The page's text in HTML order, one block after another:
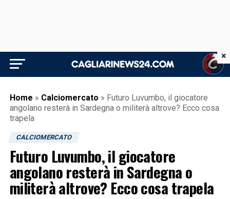
Home » Calciomercato » Futuro Luvumbo, il giocatore
angolano resterà in Sardegna o militerà altrove? Ecco cosa
trapela
CALCIOMERCATO
Futuro Luvumbo, il giocatore
angolano resterà in Sardegna o
militerà altrove? Ecco cosa trapela
×